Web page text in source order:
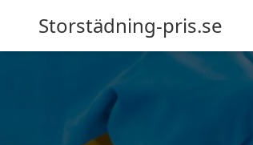
Storstädning-pris.se